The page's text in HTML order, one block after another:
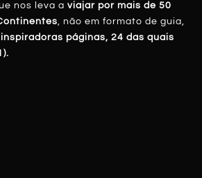
E Danao, Os
Gémeos De Montanha
nos leva aviajar por mais de 50
, não em formato de guia,
páginas, 24 das quais